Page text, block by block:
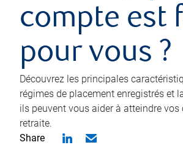
compte est
pour vous ?
Découvrez les principales
régimes de placement enregistrés et
ils peuvent vous aider à atteindre vos
retraite.
Share